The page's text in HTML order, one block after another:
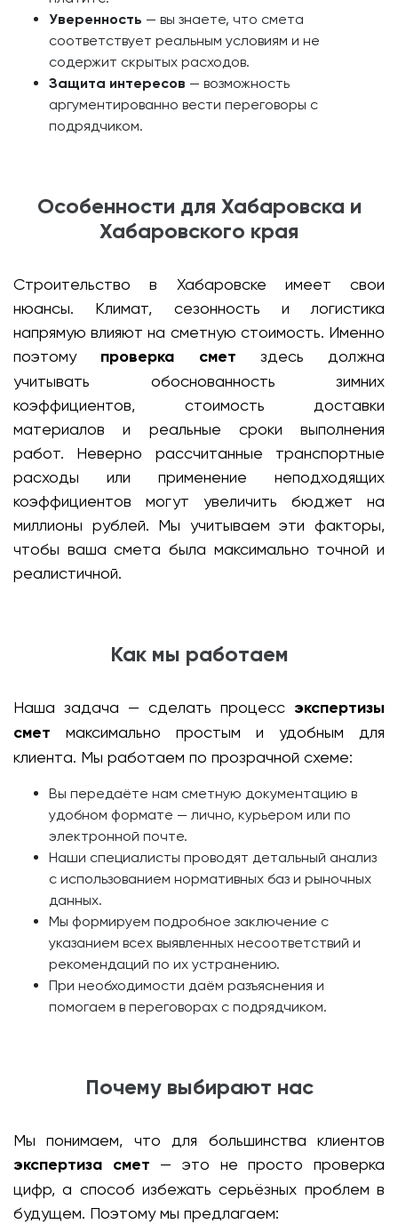
Уверенность — вы знаете, что смета
соответствует реальным условиям и не
содержит скрытых расходов.
Защита интересов — возможность
аргументированно вести переговоры с
подрядчиком.
Особенности для Хабаровска и
Хабаровского края
Строительство в Хабаровске имеет свои
нюансы. Климат, сезонность и логистика
напрямую влияют на сметную стоимость. Именно
поэтому проверка смет здесь должна
учитывать обоснованность зимних
коэффициентов, стоимость доставки
материалов и реальные сроки выполнения
работ. Неверно рассчитанные транспортные
расходы или применение неподходящих
коэффициентов могут увеличить бюджет на
миллионы рублей. Мы учитываем эти факторы,
чтобы ваша смета была максимально точной и
реалистичной.
Как мы работаем
Наша задача — сделать процесс экспертизы
смет максимально простым и удобным для
клиента. Мы работаем по прозрачной схеме:
Вы передаёте нам сметную документацию в
удобном формате — лично, курьером или по
электронной почте.
Наши специалисты проводят детальный анализ
с использованием нормативных баз и рыночных
данных.
Мы формируем подробное заключение с
указанием всех выявленных несоответствий и
рекомендаций по их устранению.
При необходимости даём разъяснения и
помогаем в переговорах с подрядчиком.
Почему выбирают нас
Мы понимаем, что для большинства клиентов
экспертиза смет — это не просто проверка
цифр, а способ избежать серьёзных проблем в
будущем. Поэтому мы предлагаем: